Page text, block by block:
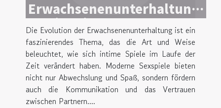
Erwachsenenunterhaltung:
Ein Blick auf moderne
Sexspiele
Die Evolution der Erwachsenenunterhaltung ist ein
faszinierendes Thema, das die Art und Weise
beleuchtet, wie sich intime Spiele im Laufe der
Zeit verändert haben. Moderne Sexspiele bieten
nicht nur Abwechslung und Spaß, sondern fördern
auch die Kommunikation und das Vertrauen
zwischen Partnern....